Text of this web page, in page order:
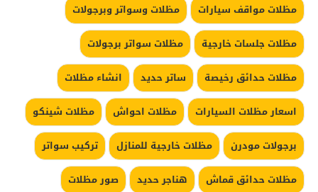
مظلات مواقف سيارات
مظلات وسواتر وبرجولات
مظلات جلسات خارجية
مظلات سواتر برجولات
مظلات حدائق رخيصة
ساتر حديد
انشاء مظلات
اسعار مظلات السيارات
مظلات احواش
مظلات شينكو
برجولات مودرن
مظلات خارجية للمنازل
تركيب سواتر
مظلات حدائق قماش
هناجر حديد
صور مظلات